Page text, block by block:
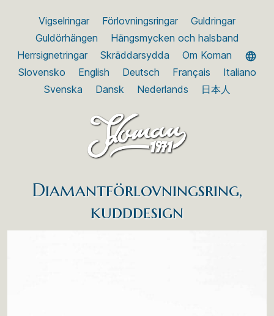
Vigselringar Förlovningsringar
Guldringar
Guldörhängen
Hängsmycken och halsband
Herrsignetringar
Skräddarsydda
Om Koman
Slovensko
English Deutsch Français
Italiano
Svenska
Dansk Nederlands 日本人
Diamantförlovningsring,
kudddesign